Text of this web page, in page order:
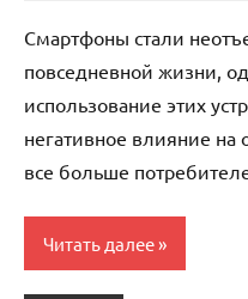
Смартфоны стали
повседневной жизни,
использование этих
негативное влияние
все больше
Читать далее